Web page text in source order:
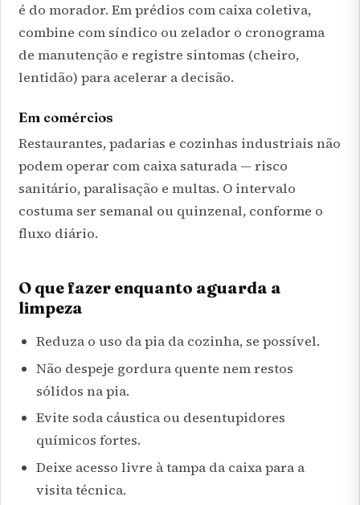
é do morador. Em prédios com caixa coletiva,
combine com síndico ou zelador o cronograma
de manutenção e registre sintomas (cheiro,
lentidão) para acelerar a decisão.
Em comércios
Restaurantes, padarias e cozinhas industriais não
podem operar com caixa saturada — risco
sanitário, paralisação e multas. O intervalo
costuma ser semanal ou quinzenal, conforme o
fluxo diário.
O que fazer enquanto aguarda a
limpeza
Reduza o uso da pia da cozinha, se possível.
Não despeje gordura quente nem restos
sólidos na pia.
Evite soda cáustica ou desentupidores
químicos fortes.
Deixe acesso livre à tampa da caixa para a
visita técnica.